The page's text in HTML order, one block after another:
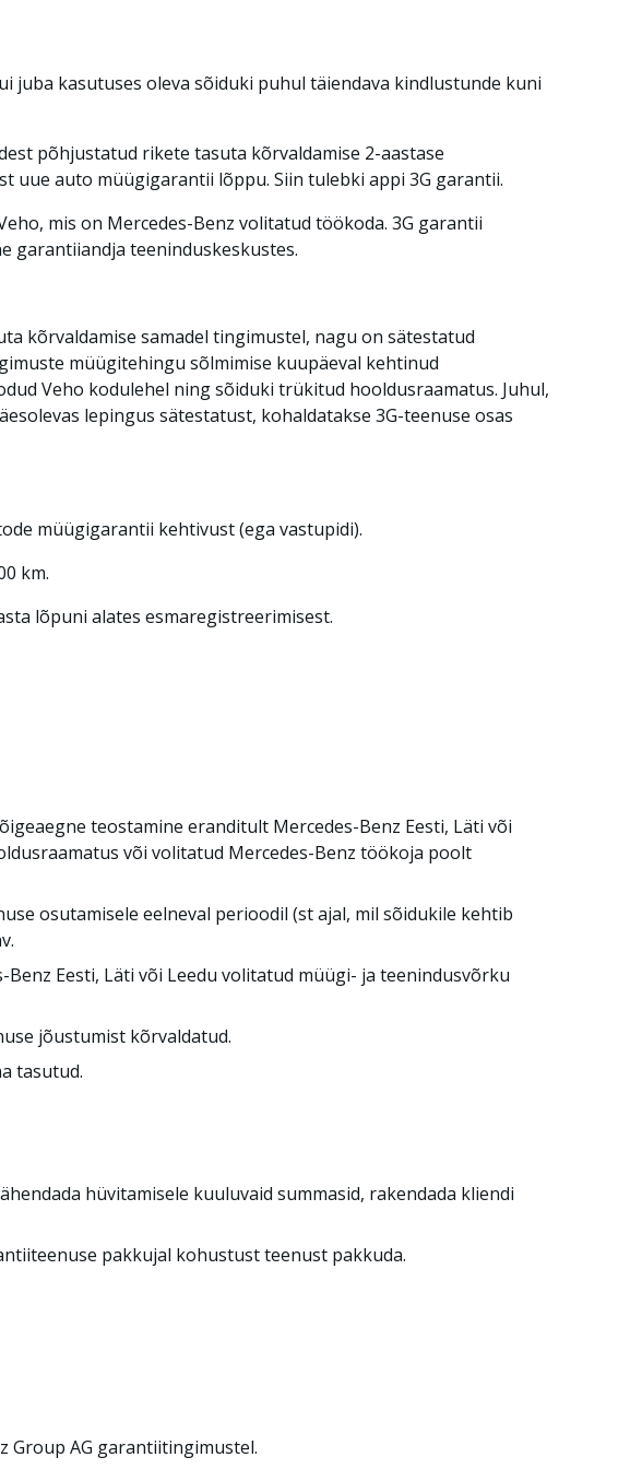
juba kasutuses oleva sõiduki puhul täiendava kindlustunde kuni
põhjustatud rikete tasuta kõrvaldamise 2-aastase
uue auto müügigarantii lõppu. Siin tulebki appi 3G garantii.
mis on Mercedes-Benz volitatud töökoda. 3G garantii
garantiiandja teeninduskeskustes.
kõrvaldamise samadel tingimustel, nagu on sätestatud
müügitehingu sõlmimise kuupäeval kehtinud
Veho kodulehel ning sõiduki trükitud hooldusraamatus. Juhul,
lepingus sätestatust, kohaldatakse 3G-teenuse osas
müügigarantii kehtivust (ega vastupidi).
km.
lõpuni alates esmaregistreerimisest.
teostamine eranditult Mercedes-Benz Eesti, Läti või
või volitatud Mercedes-Benz töökoja poolt
osutamisele eelneval perioodil (st ajal, mil sõidukile kehtib
Eesti, Läti või Leedu volitatud müügi- ja teenindusvõrku
jõustumist kõrvaldatud.
tasutud.
hüvitamisele kuuluvaid summasid, rakendada kliendi
pakkujal kohustust teenust pakkuda.
Group AG garantiitingimustel.